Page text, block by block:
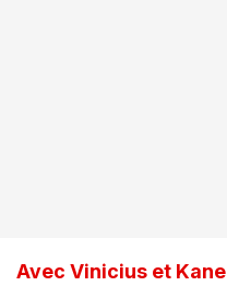
Avec Vinicius et Kane